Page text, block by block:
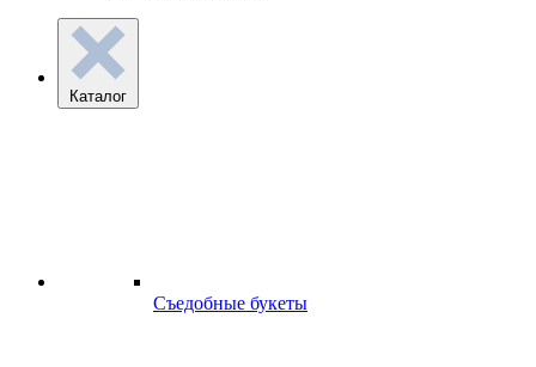
Каталог
Съедобные букеты